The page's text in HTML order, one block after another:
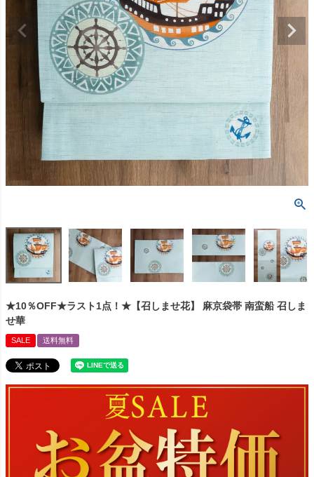
★10％OFF★ラスト1点！★【召しませ花】 麻京袋帯 南蛮船 召しま
せ華
SALE 送料無料